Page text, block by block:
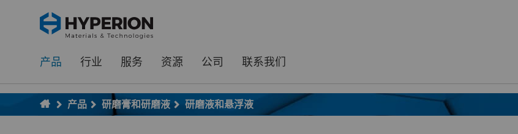
To main content
To menu
产品 行业 服务 资源 公司 联系我们
产品 研磨膏和研磨液 研磨液和悬浮液